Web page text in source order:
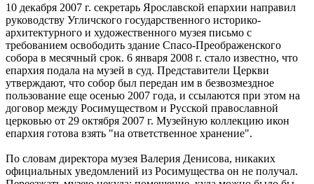
10 декабря 2007 г. секретарь Ярославской епархии направил
руководству Угличского государственного историко-
архитектурного и художественного музея письмо с
требованием освободить здание Спасо-Преображенского
собора в месячный срок. 6 января 2008 г. стало известно, что
епархия подала на музей в суд. Представители Церкви
утверждают, что собор был передан им в безвозмездное
пользование еще осенью 2007 года, и ссылаются при этом на
договор между Росимуществом и Русской православной
церковью от 29 октября 2007 г. Музейную коллекцию икон
епархия готова взять "на ответственное хранение".
По словам директора музея Валерия Денисова, никаких
официальных уведомлений из Росимущества он не получал.